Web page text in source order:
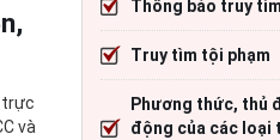
Trang
Trang
Trang
Thông tin đấu thầu
Thông báo khác
trực
và
Thông báo truy tìm
Truy tìm tội phạm
Phương thức, thủ
động của các loại